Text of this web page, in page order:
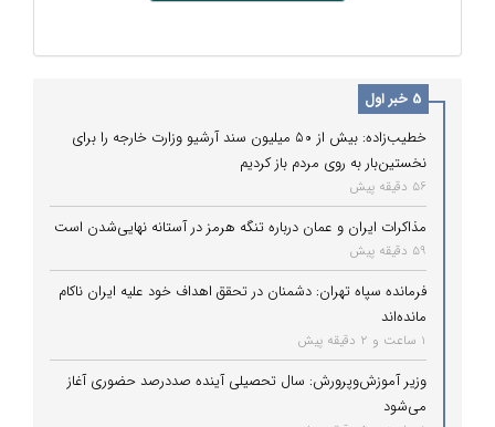
5 خبر اول
خطیب‌زاده: بیش از ۵۰ میلیون سند آرشیو وزارت خارجه را برای
نخستین‌بار به روی مردم باز کردیم
56 دقیقه پیش
مذاکرات ایران و عمان درباره تنگه هرمز در آستانه نهایی‌شدن است
59 دقیقه پیش
فرمانده سپاه تهران: دشمنان در تحقق اهداف خود علیه ایران ناکام
مانده‌اند
1 ساعت و 2 دقیقه پیش
وزیر آموزش‌وپرورش: سال تحصیلی آینده صددرصد حضوری آغاز
می‌شود